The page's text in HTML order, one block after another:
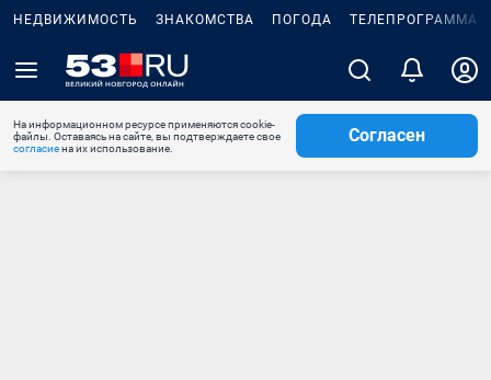
НЕДВИЖИМОСТЬ ЗНАКОМСТВА ПОГОДА ТЕЛЕПРОГРАММА
На информационном ресурсе применяются cookie-
файлы. Оставаясь на сайте, вы подтверждаете свое
согласиена их использование.
Согласен